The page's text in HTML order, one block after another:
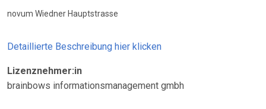
novum Wiedner Hauptstrasse
Detaillierte Beschreibung hier klicken
Lizenznehmer:in
brainbows informationsmanagement gmbh